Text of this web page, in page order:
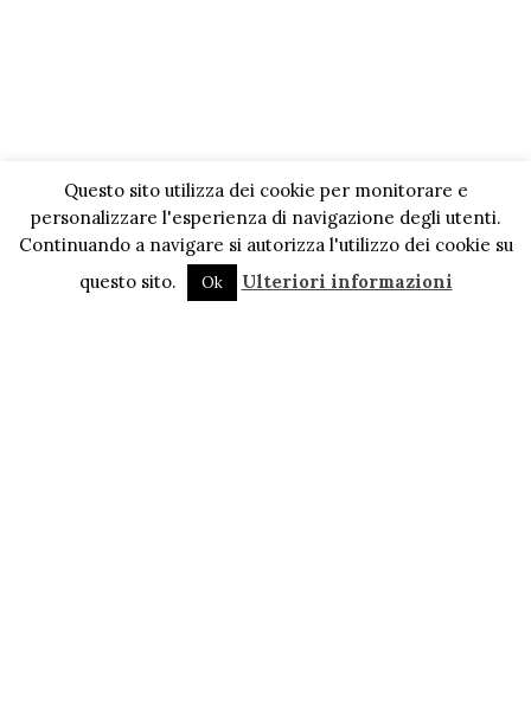
Questo sito utilizza dei cookie per monitorare e
personalizzare l'esperienza di navigazione degli utenti.
Continuando a navigare si autorizza l'utilizzo dei cookie su
questo sito.
Ok Ulteriori informazioni